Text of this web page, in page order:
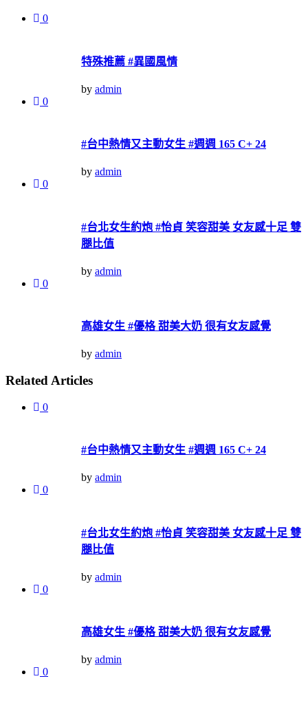
0
特殊推薦 #異國風情
by admin
0
#台中熱情又主動女生 #週週 165 C+ 24
by admin
0
#台北女生約炮 #怡貞 笑容甜美 女友感十足 雙
腿比值
by admin
0
高雄女生 #優格 甜美大奶 很有女友感覺
by admin
Related Articles
0
#台中熱情又主動女生 #週週 165 C+ 24
by admin
0
#台北女生約炮 #怡貞 笑容甜美 女友感十足 雙
腿比值
by admin
0
高雄女生 #優格 甜美大奶 很有女友感覺
by admin
0